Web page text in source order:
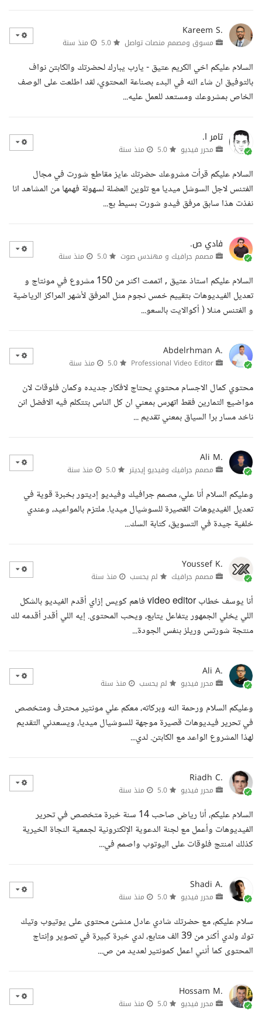
Kareem S.
مسوق ومصمم منصات تواصل منذ سنة
السلام عليكم اخي الكريم عتيق - يارب يبارك لحضرتك والكابتن نواف
بالتوفيق ان شاء الله في البدء بصناعة المحتوي، لقد اطلعت على الوصف
الخاص بمشروعك ومستعد للعمل عليه...
تامر ا.
محرر فيديو منذ سنة
السلام عليكم قرأت مشروعك حضرتك عايز مقاطع شورت في مجال
الفتنس لاجل السوشل ميديا مع تلوين العضلة لسهولة فهمها من المشاهد انا
نفذت هذا سابق مرفق فيدو شورت بسيط بع...
فادي ص.
مصمم جرافيك و مهندس صوت منذ سنة
السلام عليكم استاذ عتيق , اتممت اكثر من 150 مشروع في مونتاج و
تعديل الفيديوهات بتقييم خمس نجوم مثل المرفق لأشهر المراكز الرياضية
و الفتنس مثلا ( أكوالايت بالسعو...
Abdelrhman A.
منذ سنة
محتوي كمال الاجسام محتوي يحتاج لافكار جديده وكمان فلوقات لان
مواضيع التمارين فقط اتهرس بمعني ان كل الناس بتتكلم فيه الافضل انن
ناخد مسار برا السياق بمعني تقديم ...
Ali M.
مصمم جرافيك وفيديو إيديتر منذ سنة
وعليكم السلام أنا علي، مصمم جرافيك وفيديو إديتور بخبرة قوية في
تعديل الفيديوهات القصيرة للسوشيال ميديا. ملتزم بالمواعيد، وعندي
خلفية جيدة في التسويق، كتابة السك...
Youssef K.
مصمم جرافيك لم يحسب منذ سنة
أنا يوسف خطاب video editor فاهم كويس إزاي أقدم الفيديو بالشكل
اللي يخلي الجمهور يتفاعل يتابع، ويحب المحتوى. إيه اللي أقدر أقدمه لك
منتجة شورتس وريلز بنفس الجودة...
Ali A.
محرر فيديو لم يحسب منذ سنة
وعليكم السلام ورحمة الله وبركاته، معكم علي مونتير محترف ومتخصص
في تحرير فيديوهات قصيرة موجهة للسوشيال ميديا، ويسعدني التقديم
لهذا المشروع الواعد مع الكابتن. لدي...
Riadh C.
محرر فيديو منذ سنة
السلام عليكم، أنا رياض صاحب 14 سنة خبرة متخصص في تحرير
الفيديوهات وأعمل مع لجنة الدعوية الإلكترونية لجمعية النجاة الخيرية
كذلك امنتج فلوقات على اليوتوب واصمم في...
Shadi A.
محرر فيديو منذ سنة
سلام عليكم، مع حضرتك شادي عادل منشئ محتوى على يوتيوب وتيك
توك ولدي أكثر من 39 الف متابع، لدي خبرة كبيرة في تصوير وإنتاج
المحتوى كما أنني اعمل كمونتير لعديد من ص...
Hossam M.
محرر فيديو منذ سنة